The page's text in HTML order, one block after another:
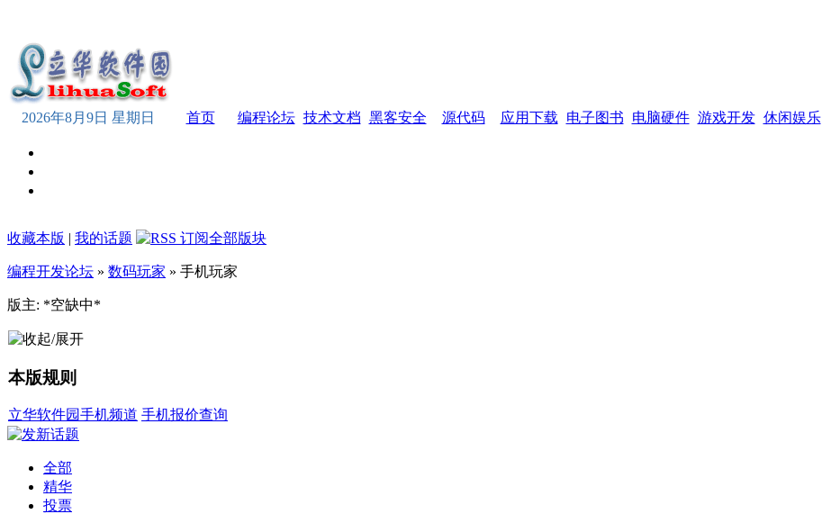
2026年8月9日 星期日 首页 编程论坛 技术文档 黑客安全 源代码 应用下载 电子图书 电脑硬件 游戏开发 休闲娱乐
收藏本版 | 我的话题
编程开发论坛 » 数码玩家 » 手机玩家
版主: *空缺中*
本版规则
立华软件园手机频道 手机报价查询
全部
精华
投票